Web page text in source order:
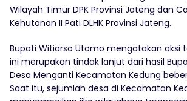
Wilayah Timur DPK Provinsi Jateng dan
Kehutanan II Pati DLHK Provinsi Jateng.
Bupati Witiarso Utomo mengatakan aksi
ini merupakan tindak lanjut dari hasil
Desa Menganti Kecamatan Kedung
Saat itu, sejumlah desa di Kecamatan